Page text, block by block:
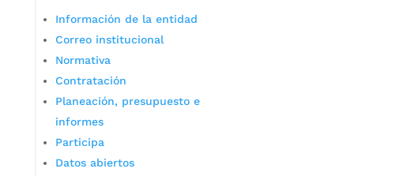
Información de la entidad
Correo institucional
Normativa
Contratación
Planeación, presupuesto e
informes
Participa
Datos abiertos